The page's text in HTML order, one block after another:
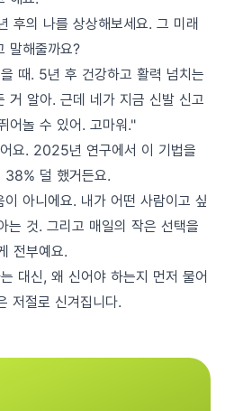
후의 나를 상상해보세요. 그 미래
말해줄까요?
때. 5년 후 건강하고 활력 넘치는
거 알아. 근데 네가 지금 신발 신고
어놀 수 있어. 고마워."
요. 2025년 연구에서 이 기법을
38% 덜 했거든요.
아니에요. 내가 어떤 사람이고 싶
는 것. 그리고 매일의 작은 선택을
전부예요.
대신, 왜 신어야 하는지 먼저 물어
저절로 신겨집니다.